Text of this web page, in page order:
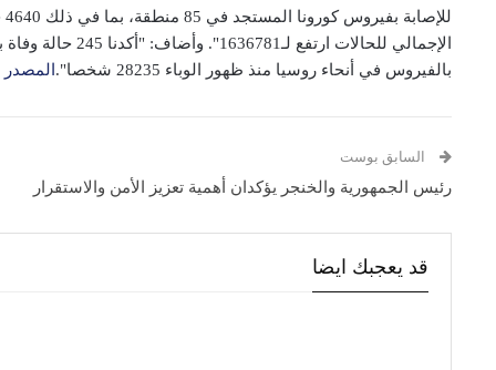
بالفيروس في أنحاء روسيا منذ ظهور الوباء 28235 شخصا". المصدر
السابق بوست
رئيس الجمهورية والخنجر يؤكدان أهمية تعزيز الأمن والاستقرار
قد يعجبك ايضا